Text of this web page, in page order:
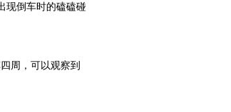
现倒车时的磕磕碰
周，可以观察到